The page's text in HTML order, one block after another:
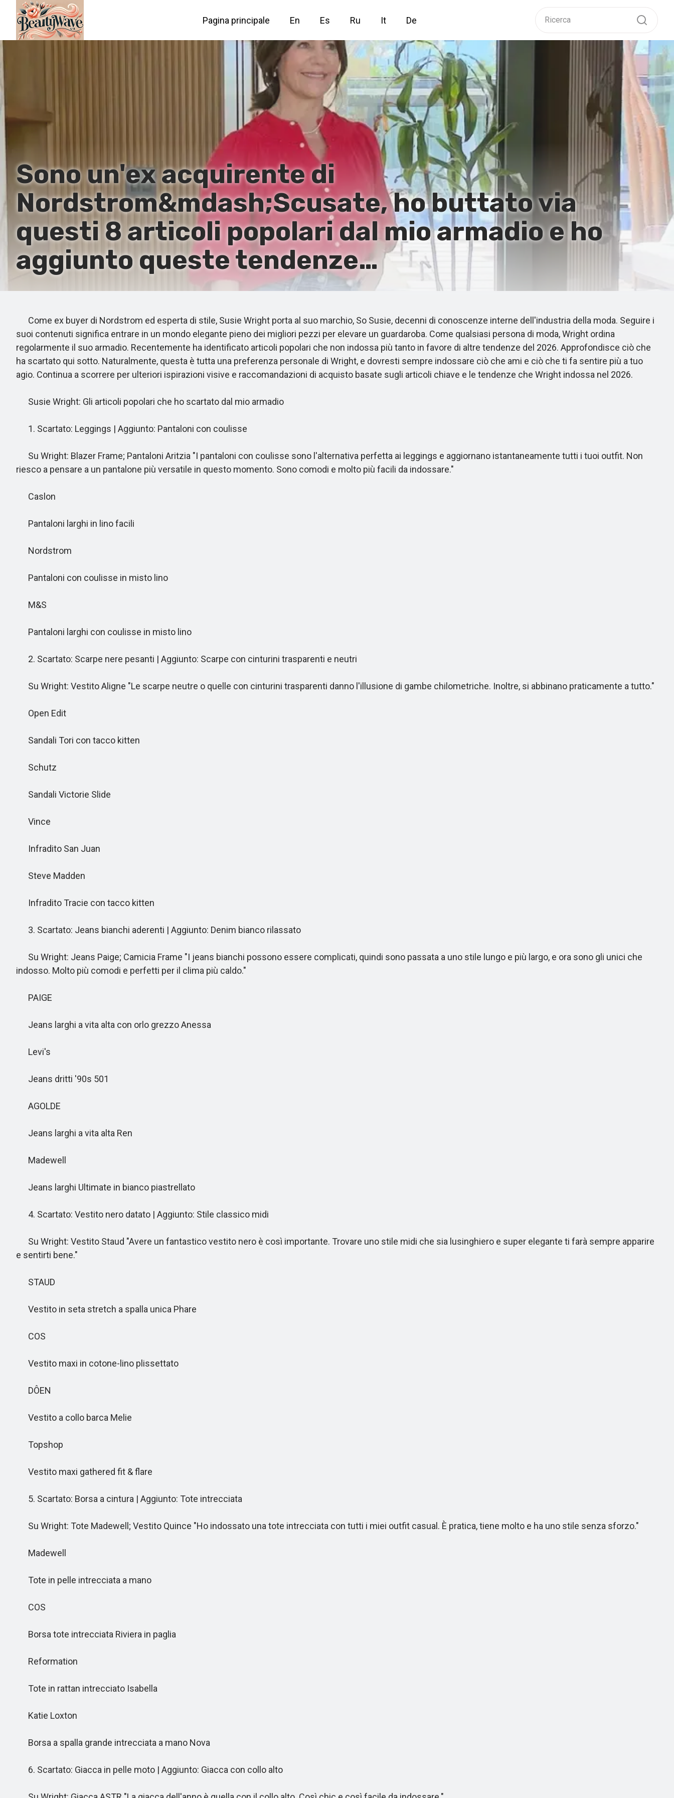
Pagina principale En Es Ru It De
Sono un'ex acquirente di
Nordstrom&mdash;Scusate, ho buttato via
questi 8 articoli popolari dal mio armadio e ho
aggiunto queste tendenze…
Come ex buyer di Nordstrom ed esperta di stile, Susie Wright porta al suo marchio, So Susie, decenni di conoscenze interne dell'industria della moda. Seguire i
suoi contenuti significa entrare in un mondo elegante pieno dei migliori pezzi per elevare un guardaroba. Come qualsiasi persona di moda, Wright ordina
regolarmente il suo armadio. Recentemente ha identificato articoli popolari che non indossa più tanto in favore di altre tendenze del 2026. Approfondisce ciò che
ha scartato qui sotto. Naturalmente, questa è tutta una preferenza personale di Wright, e dovresti sempre indossare ciò che ami e ciò che ti fa sentire più a tuo
agio. Continua a scorrere per ulteriori ispirazioni visive e raccomandazioni di acquisto basate sugli articoli chiave e le tendenze che Wright indossa nel 2026.
Susie Wright: Gli articoli popolari che ho scartato dal mio armadio
1. Scartato: Leggings | Aggiunto: Pantaloni con coulisse
Su Wright: Blazer Frame; Pantaloni Aritzia "I pantaloni con coulisse sono l'alternativa perfetta ai leggings e aggiornano istantaneamente tutti i tuoi outfit. Non
riesco a pensare a un pantalone più versatile in questo momento. Sono comodi e molto più facili da indossare."
Caslon
Pantaloni larghi in lino facili
Nordstrom
Pantaloni con coulisse in misto lino
M&S
Pantaloni larghi con coulisse in misto lino
2. Scartato: Scarpe nere pesanti | Aggiunto: Scarpe con cinturini trasparenti e neutri
Su Wright: Vestito Aligne "Le scarpe neutre o quelle con cinturini trasparenti danno l'illusione di gambe chilometriche. Inoltre, si abbinano praticamente a tutto."
Open Edit
Sandali Tori con tacco kitten
Schutz
Sandali Victorie Slide
Vince
Infradito San Juan
Steve Madden
Infradito Tracie con tacco kitten
3. Scartato: Jeans bianchi aderenti | Aggiunto: Denim bianco rilassato
Su Wright: Jeans Paige; Camicia Frame "I jeans bianchi possono essere complicati, quindi sono passata a uno stile lungo e più largo, e ora sono gli unici che
indosso. Molto più comodi e perfetti per il clima più caldo."
PAIGE
Jeans larghi a vita alta con orlo grezzo Anessa
Levi's
Jeans dritti '90s 501
AGOLDE
Jeans larghi a vita alta Ren
Madewell
Jeans larghi Ultimate in bianco piastrellato
4. Scartato: Vestito nero datato | Aggiunto: Stile classico midi
Su Wright: Vestito Staud "Avere un fantastico vestito nero è così importante. Trovare uno stile midi che sia lusinghiero e super elegante ti farà sempre apparire
e sentirti bene."
STAUD
Vestito in seta stretch a spalla unica Phare
COS
Vestito maxi in cotone-lino plissettato
DÔEN
Vestito a collo barca Melie
Topshop
Vestito maxi gathered fit & flare
5. Scartato: Borsa a cintura | Aggiunto: Tote intrecciata
Su Wright: Tote Madewell; Vestito Quince "Ho indossato una tote intrecciata con tutti i miei outfit casual. È pratica, tiene molto e ha uno stile senza sforzo."
Madewell
Tote in pelle intrecciata a mano
COS
Borsa tote intrecciata Riviera in paglia
Reformation
Tote in rattan intrecciato Isabella
Katie Loxton
Borsa a spalla grande intrecciata a mano Nova
6. Scartato: Giacca in pelle moto | Aggiunto: Giacca con collo alto